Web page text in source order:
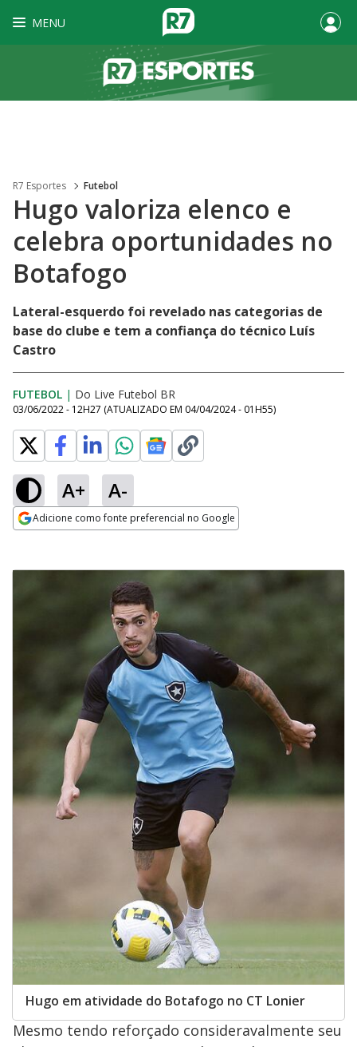
MENU
R7 Esportes Futebol
Hugo valoriza elenco e
celebra oportunidades no
Botafogo
Lateral-esquerdo foi revelado nas categorias de
base do clube e tem a confiança do técnico Luís
Castro
FUTEBOL | Do Live Futebol BR
03/06/2022 - 12H27 (ATUALIZADO EM 04/04/2024 - 01H55)
A+ A-
Adicione como fonte preferencial no Google
Hugo em atividade do Botafogo no CT Lonier
Mesmo tendo reforçado consideravalmente seu